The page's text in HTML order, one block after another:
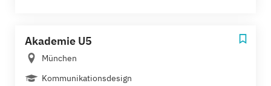
Akademie U5
München
Kommunikationsdesign